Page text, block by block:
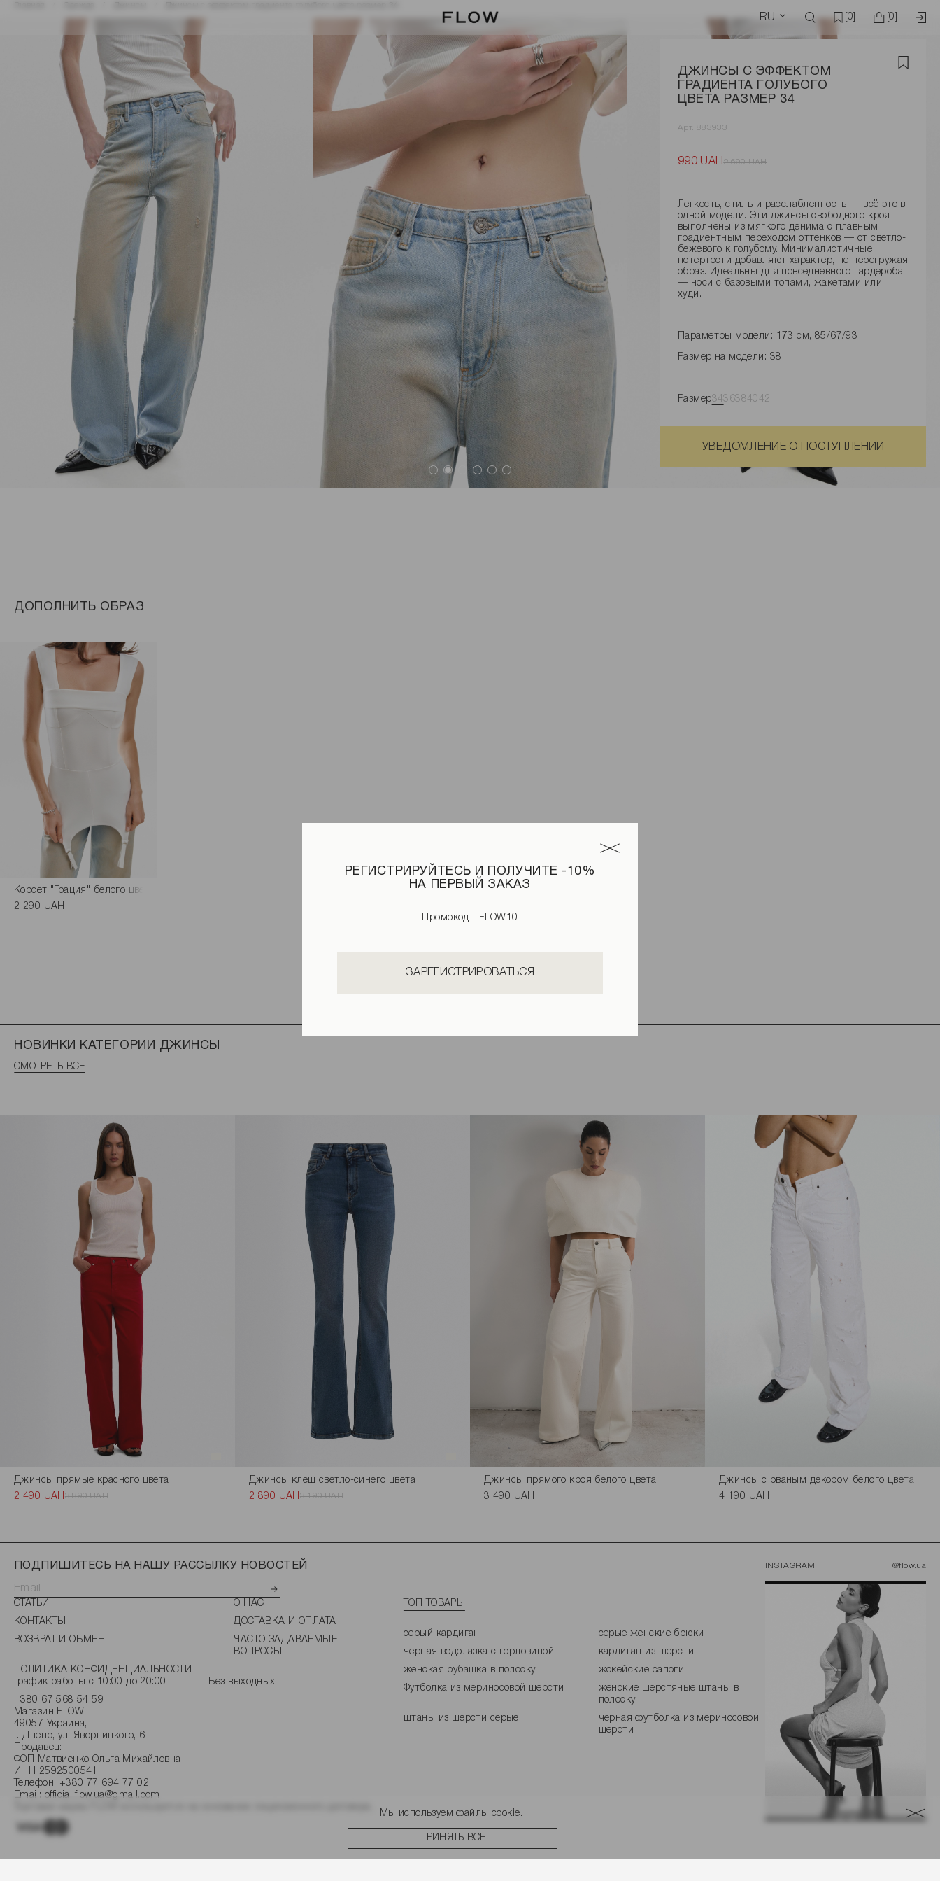
РЕГИСТРИРУЙТЕСЬ И ПОЛУЧИТЕ -10%
НА ПЕРВЫЙ ЗАКАЗ
Промокод - FLOW10
ЗАРЕГИСТРИРОВАТЬСЯ
RU [0] [0]
ДЖИНСЫ С ЭФФЕКТОМ
ГРАДИЕНТА ГОЛУБОГО
ЦВЕТА РАЗМЕР 34
Арт. 883933
990 UAH2 690 UAH
Легкость, стиль и расслабленность — всё это в
одной модели. Эти джинсы свободного кроя
выполнены из мягкого денима с плавным
градиентным переходом оттенков — от светло-
бежевого к голубому. Минималистичные
потертости добавляют характер, не перегружая
образ. Идеальны для повседневного гардероба
— носи с базовыми топами, жакетами или
худи.
Параметры модели: 173 см, 85/67/93
Размер на модели: 38
Размер34363840 42
УВЕДОМЛЕНИЕ О ПОСТУПЛЕНИИ
ДОПОЛНИТЬ ОБРАЗ
Корсет "Грация" белого цвета
2 290 UAH
НОВИНКИ КАТЕГОРИИ ДЖИНСЫ
СМОТРЕТЬ ВСЕ
Джинсы прямые красного цвета
2 490 UAH 3 890 UAH
Джинсы клеш светло-синего цвета
2 890 UAH 3 190 UAH
Джинсы прямого кроя белого цвета
3 490 UAH
Джинсы с рваным декором белого цвета
4 190 UAH
ПОДПИШИТЕСЬ НА НАШУ РАССЫЛКУ НОВОСТЕЙ
СТАТЬИ
О НАС
КОНТАКТЫ
ДОСТАВКА И ОПЛАТА
ВОЗВРАТ И ОБМЕН
ЧАСТО ЗАДАВАЕМЫЕ
ВОПРОСЫ
ПОЛИТИКА КОНФИДЕНЦИАЛЬНОСТИ
График работы с 10:00 до 20:00
Без выходных
+380 67 568 54 59
Магазин FLOW:
49057 Украина,
г. Днепр, ул. Яворницкого, 6
Продавец:
ФОП Матвиенко Ольга Михайловна
ИНН 2592500541
Телефон: +380 77 694 77 02
Email: official.flow.ua@gmail.com
ТОП ТОВАРЫ
серый кардиган
серые женские брюки
черная водолазка с горловиной
кардиган из шерсти
женская рубашка в полоску
жокейские сапоги
Футболка из мериносовой шерсти
женские шерстяные штаны в
полоску
штаны из шерсти серые
черная футболка из мериносовой
шерсти
INSTAGRAM @flow.ua
Мы используем файлы cookie.
ПРИНЯТЬ ВСЕ